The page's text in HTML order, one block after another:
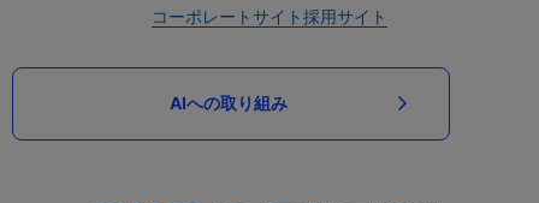
コーポレートサイト採用サイト
AIへの取り組み